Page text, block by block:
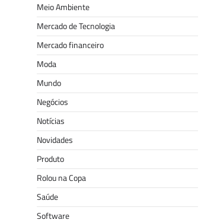
Meio Ambiente
Mercado de Tecnologia
Mercado financeiro
Moda
Mundo
Negócios
Notícias
Novidades
Produto
Rolou na Copa
Saúde
Software